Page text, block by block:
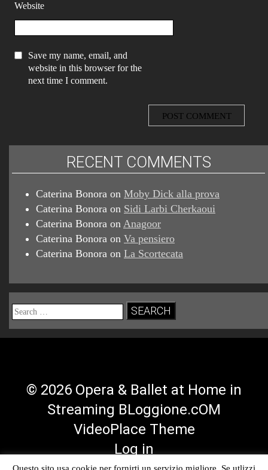
Website
Save my name, email, and
website in this browser for the
next time I comment.
RECENT COMMENTS
Caterina Bonora on Moby Dick alla prova
Caterina Bonora on Sidi Larbi Cherkaoui
Caterina Bonora on Anagoor
Caterina Bonora on Va pensiero
Caterina Bonora on La Scortecata
Search
for:
© 2026 Opera & Ballet at Home in
Streaming BLoggione.cOM
VideoPlace Theme
Log in